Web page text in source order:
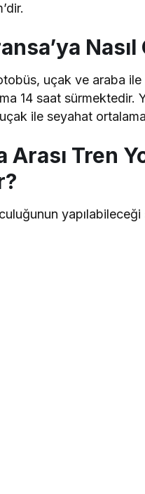
uçak ve araba
14 saat sürmektedir.
ile seyahat
Arası Tren